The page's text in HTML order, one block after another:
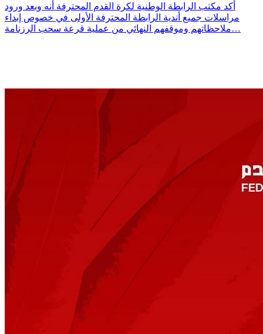
أكد مكتب الرابطة الوطنية لكرة القدم المحترفة أنه وبعد ورود
مراسلات جميع أندية الرابطة المحترفة الأولى في خصوص إبداء
ملاحظاتهم وموقفهم النهائي من عملية قرعة سحب الرزنامة…